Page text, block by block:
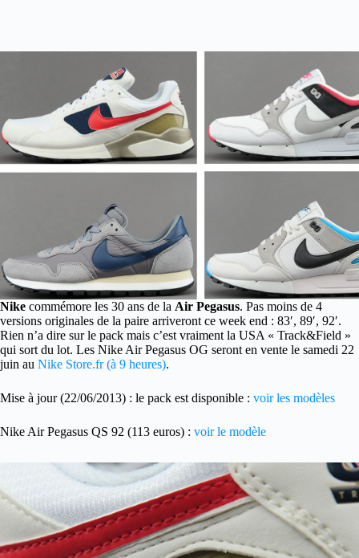
Nike commémore les 30 ans de la Air Pegasus. Pas moins de 4
versions originales de la paire arriveront ce week end : 83′, 89′, 92′.
Rien n’a dire sur le pack mais c’est vraiment la USA « Track&Field »
qui sort du lot. Les Nike Air Pegasus OG seront en vente le samedi 22
juin au Nike Store.fr (à 9 heures).
Mise à jour (22/06/2013) : le pack est disponible : voir les modèles
Nike Air Pegasus QS 92 (113 euros) : voir le modèle